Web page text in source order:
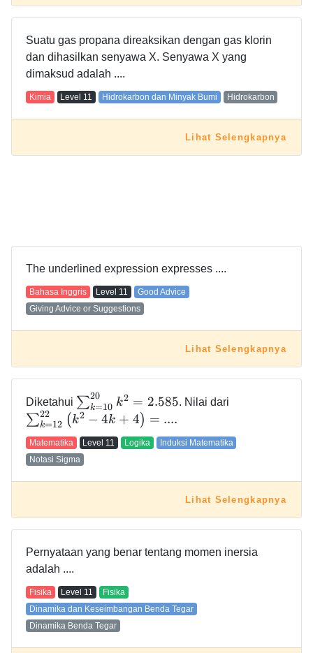
Suatu gas propana direaksikan dengan gas klorin
dan dihasilkan senyawa X. Senyawa X yang
dimaksud adalah ....
Kimia Level 11 Hidrokarbon dan Minyak Bumi Hidrokarbon
Lihat Selengkapnya
The underlined expression expresses ....
Bahasa Inggris Level 11
Good Advice
Giving Advice or Suggestions
Lihat Selengkapnya
Diketahui ∑k=10
20 k2 = 2.585. Nilai dari
∑k=12
22 ( k2 − 4k + 4) = ....
Matematika Level 11 Logika
Induksi Matematika
Notasi Sigma
Lihat Selengkapnya
Pernyataan yang benar tentang momen inersia
adalah ....
Fisika Level 11
Fisika
Dinamika dan Keseimbangan Benda Tegar
Dinamika Benda Tegar